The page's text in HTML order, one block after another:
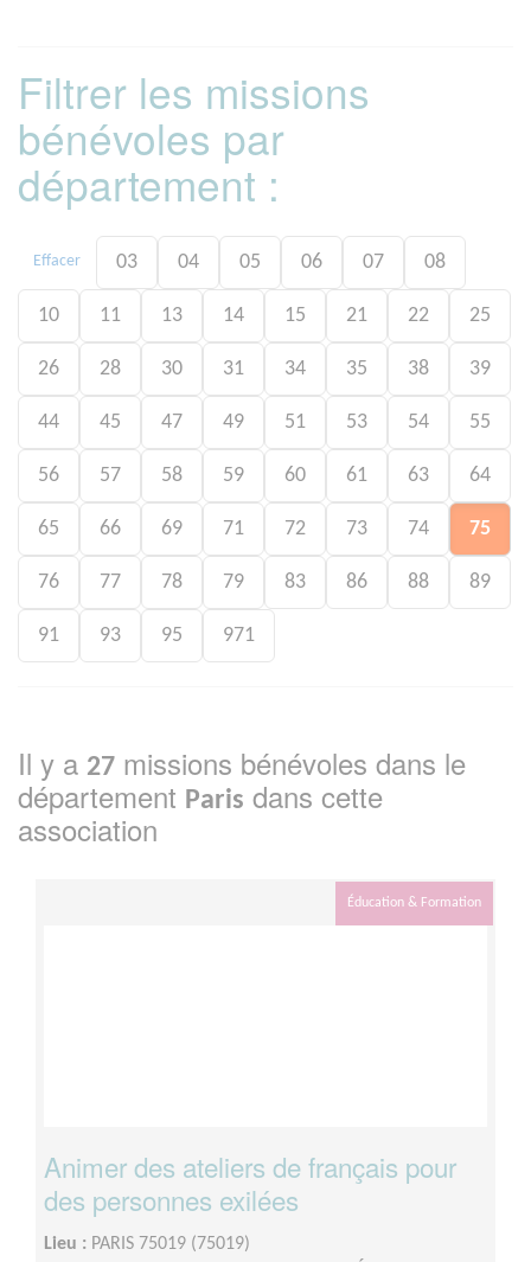
Filtrer les missions
bénévoles par
département :
Effacer 03 04 05 06 07 08
10 11 13 14 15 21 22 25
26 28 30 31 34 35 38 39
44 45 47 49 51 53 54 55
56 57 58 59 60 61 63 64
65 66 69 71 72 73 74 75
76 77 78 79 83 86 88 89
91 93 95 971
Il y a 27 missions bénévoles dans le
département Paris dans cette
association
Éducation & Formation
Animer des ateliers de français pour
des personnes exilées
Lieu : PARIS 75019 (75019)